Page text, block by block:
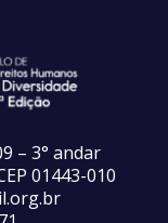
– 3° andar
01443-010